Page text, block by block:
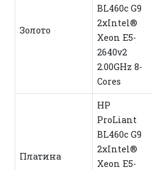
Золото
BL460c G9
2xIntel®
Xeon E5-
2640v2
2.00GHz 8-
Cores
Платина
HP
ProLiant
BL460c G9
2xIntel®
Xeon E5-